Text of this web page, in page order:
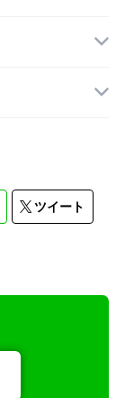
ツイート